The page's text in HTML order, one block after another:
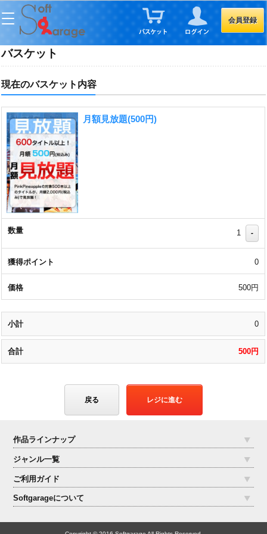
会員登録
バスケット
現在のバスケット内容
月額見放題(500円)
1 -
0
500円
0
500円
戻る レジに進む
作品ラインナップ
ジャンル一覧
ご利用ガイド
Softgarageについて